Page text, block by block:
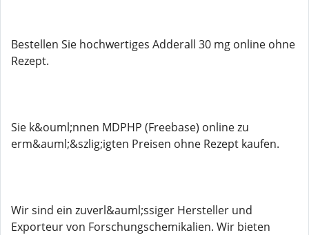
Bestellen Sie hochwertiges Adderall 30 mg online ohne
Rezept.
Sie k&ouml;nnen MDPHP (Freebase) online zu
erm&auml;&szlig;igten Preisen ohne Rezept kaufen.
Wir sind ein zuverl&auml;ssiger Hersteller und
Exporteur von Forschungschemikalien. Wir bieten